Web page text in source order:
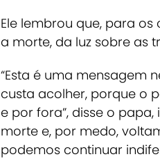
Ele lembrou que, para
a morte, da luz sobre as
“Esta é uma mensagem
custa acolher, porque o
e por fora”, disse o
morte e, por medo,
podemos continuar